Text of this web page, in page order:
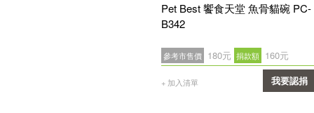
Pet Best 饗食天堂 魚骨貓碗 PC-
B342
參考市售價 180元 捐款額 160元
+ 加入清單 我要認捐